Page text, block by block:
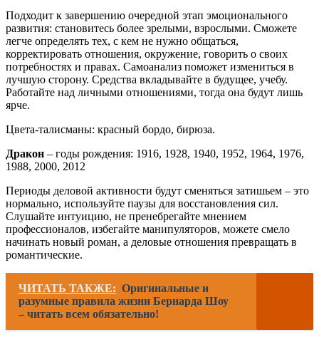
Подходит к завершению очередной этап эмоционального
развития: становитесь более зрелыми, взрослыми. Сможете
легче определять тех, с кем не нужно общаться,
корректировать отношения, окружение, говорить о своих
потребностях и правах. Самоанализ поможет измениться в
лучшую сторону. Средства вкладывайте в будущее, учебу.
Работайте над личными отношениями, тогда она будут лишь
ярче.
Цвета-талисманы: красный бордо, бирюза.
Дракон – годы рождения: 1916, 1928, 1940, 1952, 1964, 1976,
1988, 2000, 2012
Периоды деловой активности будут сменяться затишьем – это
нормально, используйте паузы для восстановления сил.
Слушайте интуицию, не пренебрегайте мнением
профессионалов, избегайте манипуляторов, можете смело
начинать новый роман, а деловые отношения превращать в
романтические.
ЧИТАТЬ ТАКЖЕ: Оригинальные и
разумные правила жизни Бернарда Шоу
– читать всем обязательно!